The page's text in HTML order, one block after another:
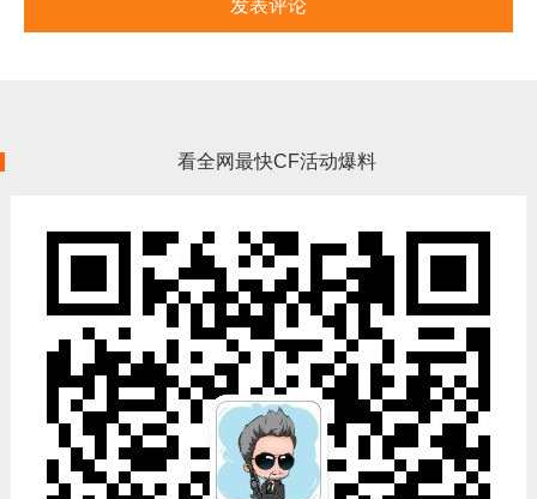
看全网最快CF活动爆料